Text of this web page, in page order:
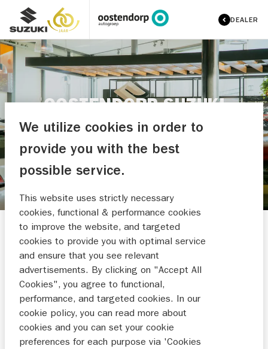
DEALER
OOSTENDORP SUZUKI
EINDHOVEN
REVIEWS
9,65
98 beoordelingen
Verkoop
Onderhoud
We utilize cookies in order to
provide you with the best
possible service.
This website uses strictly necessary
cookies, functional & performance cookies
to improve the website, and targeted
cookies to provide you with optimal service
and ensure that you see relevant
advertisements. By clicking on "Accept All
Cookies", you agree to functional,
performance, and targeted cookies. In our
cookie policy, you can read more about
cookies and you can set your cookie
preferences for each purpose via 'Cookies